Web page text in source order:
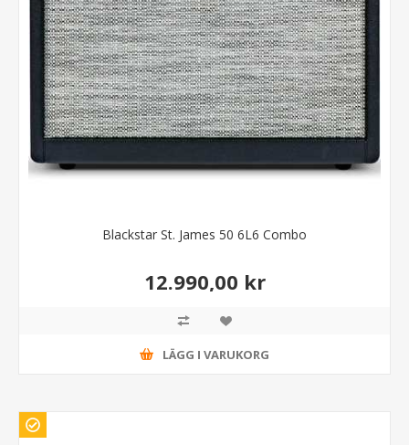
Blackstar St. James 50 6L6 Combo
12.990,00 kr
LÄGG I VARUKORG